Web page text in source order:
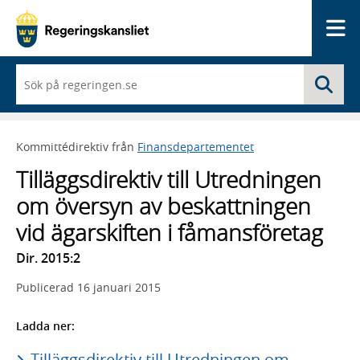
du
börjar
skriva
framträder
lista
med
sökförslag
Kommittédirektiv från Finansdepartementet
Tilläggsdirektiv till Utredningen
om översyn av beskattningen
vid ägarskiften i fåmansföretag
Dir. 2015:2
Publicerad 16 januari 2015
Ladda ner: